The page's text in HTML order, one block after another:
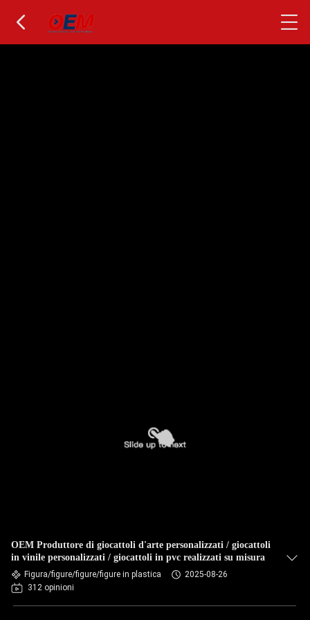
OEM Produttore di giocattoli d'arte personalizzati / giocattoli
in vinile personalizzati / giocattoli in pvc realizzati su misura
Figura/figure/figure/figure in plastica
2025-08-26
312 opinioni